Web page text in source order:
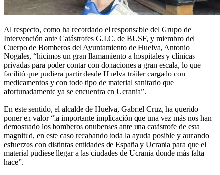
Al respecto, como ha recordado el responsable del Grupo de
Intervención ante Catástrofes G.I.C. de BUSF, y miembro del
Cuerpo de Bomberos del Ayuntamiento de Huelva, Antonio
Nogales, “hicimos un gran llamamiento a hospitales y clínicas
privadas para poder contar con donaciones a gran escala, lo que
facilitó que pudiera partir desde Huelva tráiler cargado con
medicamentos y con todo tipo de material sanitario que
afortunadamente ya se encuentra en Ucrania”.
En este sentido, el alcalde de Huelva, Gabriel Cruz, ha querido
poner en valor “la importante implicación que una vez más nos han
demostrado los bomberos onubenses ante una catástrofe de esta
magnitud, en este caso recabando toda la ayuda posible y aunando
esfuerzos con distintas entidades de España y Ucrania para que el
material pudiese llegar a las ciudades de Ucrania donde más falta
hace”.